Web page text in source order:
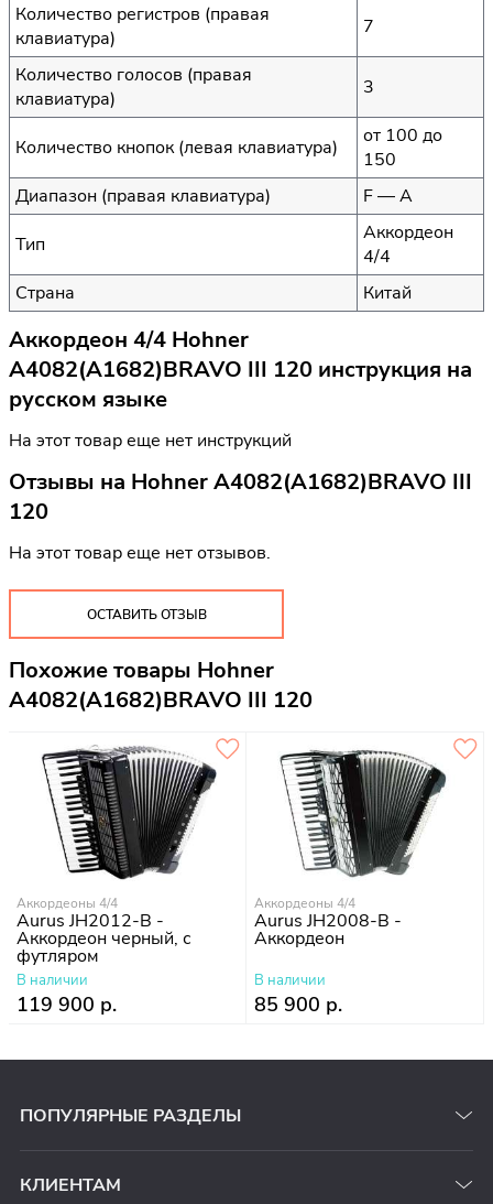
Количество регистров (правая
клавиатура)
7
Количество голосов (правая
клавиатура)
3
Количество кнопок (левая клавиатура)
от 100 до
150
Диапазон (правая клавиатура)
F — A
Тип
Аккордеон
4/4
Страна
Китай
Аккордеон 4/4 Hohner
A4082(A1682)BRAVO III 120 инструкция на
русском языке
На этот товар еще нет инструкций
Отзывы на Hohner A4082(A1682)BRAVO III
120
На этот товар еще нет отзывов.
ОСТАВИТЬ ОТЗЫВ
Похожие товары Hohner
A4082(A1682)BRAVO III 120
Аккордеоны 4/4
Aurus JH2012-B -
Аккордеон черный, с
футляром
В наличии
119 900 р.
Аккордеоны 4/4
Aurus JH2008-B -
Аккордеон
В наличии
85 900 р.
ПОПУЛЯРНЫЕ РАЗДЕЛЫ
КЛИЕНТАМ